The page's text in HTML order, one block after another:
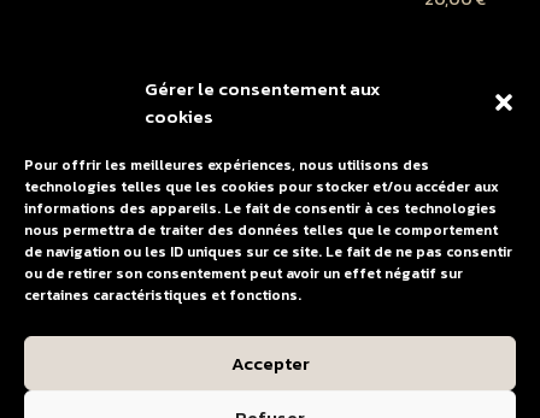
Gérer le consentement aux
cookies
Pour offrir les meilleures expériences, nous utilisons des
technologies telles que les cookies pour stocker et/ou accéder aux
informations des appareils. Le fait de consentir à ces technologies
nous permettra de traiter des données telles que le comportement
de navigation ou les ID uniques sur ce site. Le fait de ne pas consentir
ou de retirer son consentement peut avoir un effet négatif sur
certaines caractéristiques et fonctions.
Accepter
Housse de selle
monobloc TM Racing
MX 2015 -> 2021
55,00€